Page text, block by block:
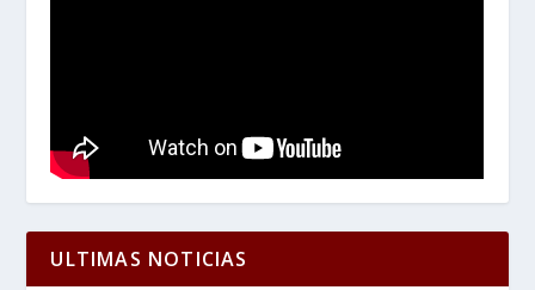
ULTIMAS NOTICIAS